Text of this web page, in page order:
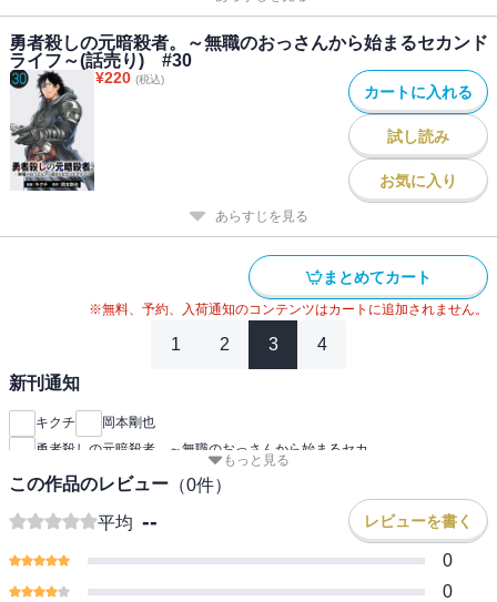
勇者殺しの元暗殺者。～無職のおっさんから始まるセカンド
ライフ～(話売り) #30
¥220 (税込)
カートに入れる
試し読み
お気に入り
あらすじを見る
まとめてカート
※無料、予約、入荷通知のコンテンツはカートに追加されません。
1 2 3 4
新刊通知
キクチ
岡本剛也
勇者殺しの元暗殺者。～無職のおっさんから始まるセカ
もっと見る
この作品のレビュー （0件）
平均 -- レビューを書く
0
0